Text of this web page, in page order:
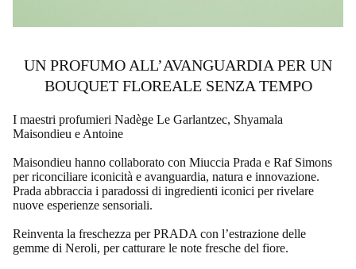
UN PROFUMO ALL’AVANGUARDIA PER UN
BOUQUET FLOREALE SENZA TEMPO
I maestri profumieri Nadège Le Garlantzec, Shyamala
Maisondieu e Antoine
Maisondieu hanno collaborato con Miuccia Prada e Raf Simons
per riconciliare iconicità e avanguardia, natura e innovazione.
Prada abbraccia i paradossi di ingredienti iconici per rivelare
nuove esperienze sensoriali.
Reinventa la freschezza per PRADA con l’estrazione delle
gemme di Neroli, per catturare le note fresche del fiore.